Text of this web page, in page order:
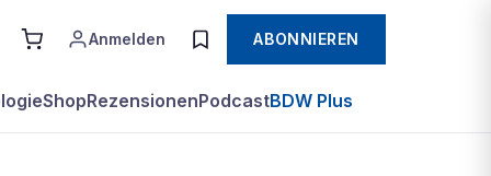
Anmelden ABONNIEREN
ShopRezensionenPodcastBDW Plus